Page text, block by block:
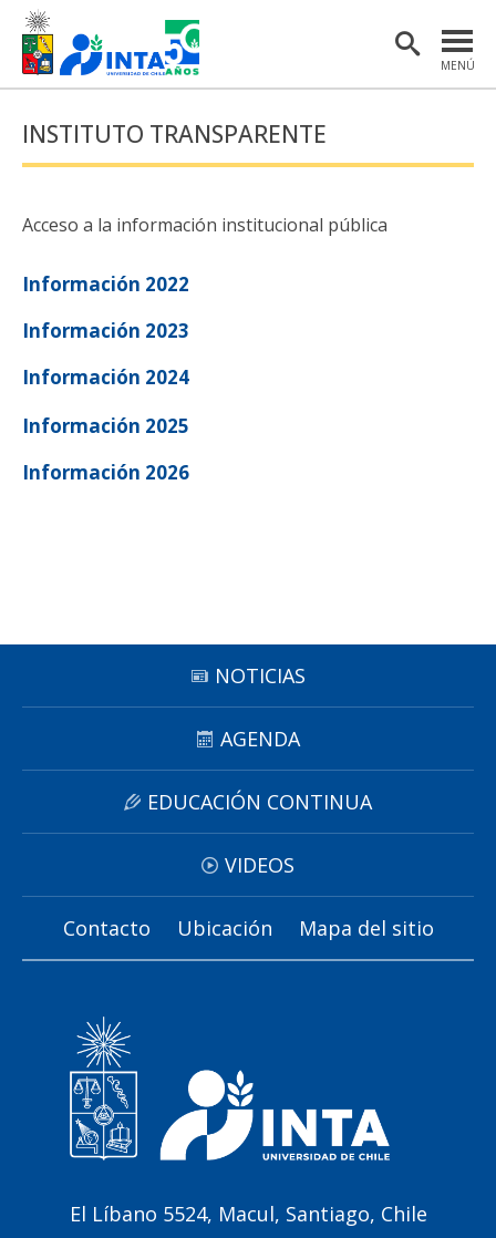
MENÚ
INSTITUTO
EXTENSIÓN Y COMUNICACIONES
MATERIAL DE INTERÉS
INSTITUTO TRANSPARENTE
Acceso a la información institucional pública
Información 2022
Información 2023
Información 2024
Información 2025
Información 2026
NOTICIAS
AGENDA
EDUCACIÓN CONTINUA
VIDEOS
Contacto Ubicación Mapa del sitio
El Líbano 5524, Macul, Santiago, Chile